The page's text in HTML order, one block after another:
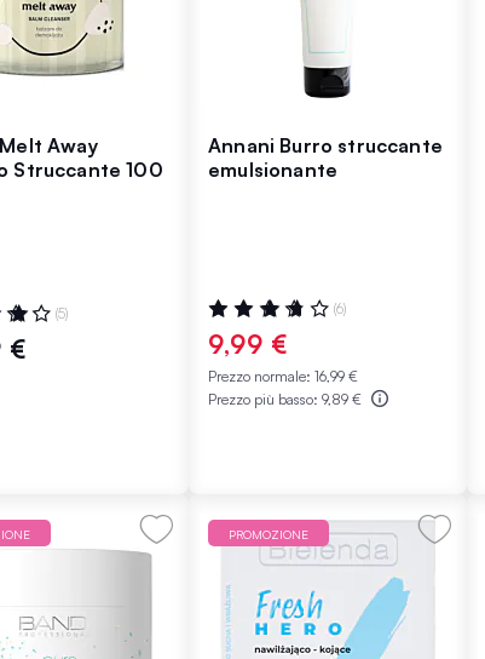
Away
Struccante 100
(5)
€
Annani Burro struccante
emulsionante
Valutazione:
77%
(6)
9,99 €
Prezzo normale: 16,99 €
Prezzo più basso: 9,89 €
PROMOZIONE